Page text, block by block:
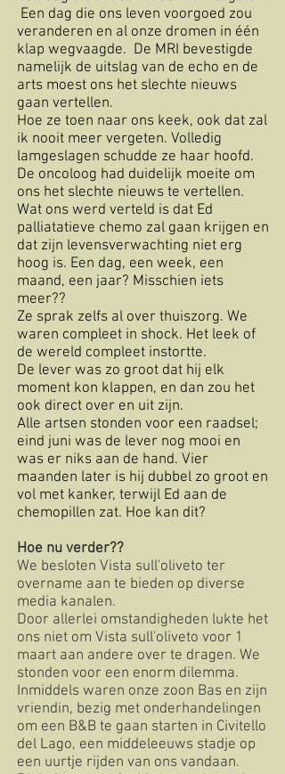
Een dag die ons leven voorgoed zou
veranderen en al onze dromen in één
klap wegvaagde. De MRI bevestigde
namelijk de uitslag van de echo en de
arts moest ons het slechte nieuws
gaan vertellen.
Hoe ze toen naar ons keek, ook dat zal
ik nooit meer vergeten. Volledig
lamgeslagen schudde ze haar hoofd.
De oncoloog had duidelijk moeite om
ons het slechte nieuws te vertellen.
Wat ons werd verteld is dat Ed
palliatatieve chemo zal gaan krijgen en
dat zijn levensverwachting niet erg
hoog is. Een dag, een week, een
maand, een jaar? Misschien iets
meer??
Ze sprak zelfs al over thuiszorg. We
waren compleet in shock. Het leek of
de wereld compleet instortte.
De lever was zo groot dat hij elk
moment kon klappen, en dan zou het
ook direct over en uit zijn.
Alle artsen stonden voor een raadsel;
eind juni was de lever nog mooi en
was er niks aan de hand. Vier
maanden later is hij dubbel zo groot en
vol met kanker, terwijl Ed aan de
chemopillen zat. Hoe kan dit?
Hoe nu verder??
We besloten Vista sull'oliveto ter
overname aan te bieden op diverse
media kanalen.
Door allerlei omstandigheden lukte het
ons niet om Vista sull'oliveto voor 1
maart aan andere over te dragen. We
stonden voor een enorm dilemma.
Inmiddels waren onze zoon Bas en zijn
vriendin, bezig met onderhandelingen
om een B&B te gaan starten in Civitello
del Lago, een middeleeuws stadje op
een uurtje rijden van ons vandaan.